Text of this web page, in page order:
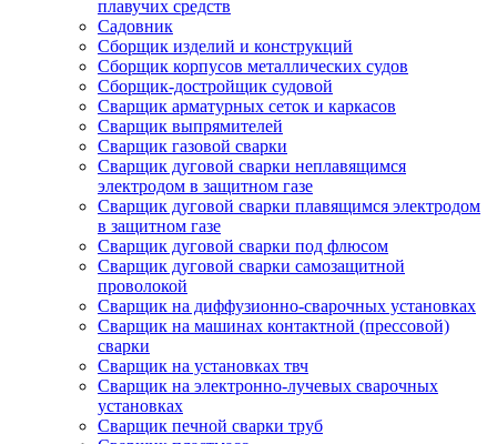
плавучих средств
Садовник
Сборщик изделий и конструкций
Сборщик корпусов металлических судов
Сборщик-достройщик судовой
Сварщик арматурных сеток и каркасов
Сварщик выпрямителей
Сварщик газовой сварки
Сварщик дуговой сварки неплавящимся
электродом в защитном газе
Сварщик дуговой сварки плавящимся электродом
в защитном газе
Сварщик дуговой сварки под флюсом
Сварщик дуговой сварки самозащитной
проволокой
Сварщик на диффузионно-сварочных установках
Сварщик на машинах контактной (прессовой)
сварки
Сварщик на установках твч
Сварщик на электронно-лучевых сварочных
установках
Сварщик печной сварки труб